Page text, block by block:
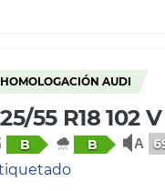
HOMOLOGACIÓN AUDI
55 R18 102 V
B B